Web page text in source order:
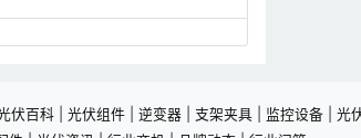
伏百科| 光伏组件| 逆变器| 支架夹具| 监控设备| 光